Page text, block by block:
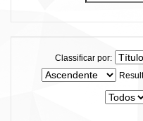
Classificar por: